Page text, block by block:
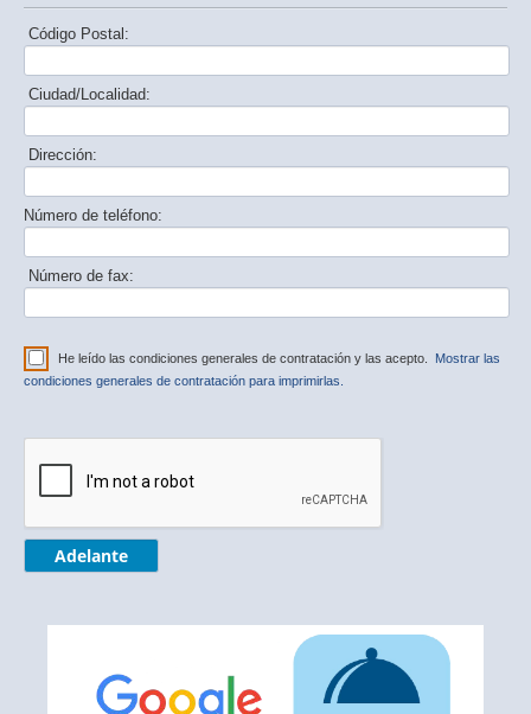
Código Postal:
Ciudad/Localidad:
Dirección:
Número de teléfono:
Número de fax:
He leído las condiciones generales de contratación y las acepto. Mostrar las
condiciones generales de contratación para imprimirlas.